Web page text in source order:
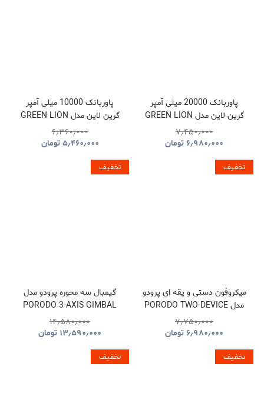
پاوربانک 20000 میلی آمپر
گرین لاین مدل GREEN LION
LUZERN GNLEZ20KPBBK
۷٫۴۵۰٫۰۰۰
۶٫۹۸۰٫۰۰۰تومان
پاوربانک 10000 میلی آمپر
گرین لاین مدل GREEN LION
LUZERN GNLEZ10KPBBK
۶٫۳۶۰٫۰۰۰
۵٫۴۶۰٫۰۰۰تومان
تخفیف
میکروفون دستی و یقه ای پرودو
مدل PORODO TWO-DEVICE
CONNECT HANDHELD
LAVALIER MICROPHONE
۷٫۷۵۰٫۰۰۰
۶٫۹۸۰٫۰۰۰تومان
تخفیف
گیمبال سه محوره پرودو مدل
PORODO 3-AXIS GIMBAL
STABILIZER PDLFST127BK
۱۴٫۵۸۰٫۰۰۰
۱۳٫۵۹۰٫۰۰۰ تومان
تخفیف تخفیف